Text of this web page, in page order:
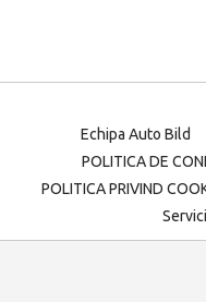
Echipa Auto Bild
POLITICA DE
POLITICA PRIVIND